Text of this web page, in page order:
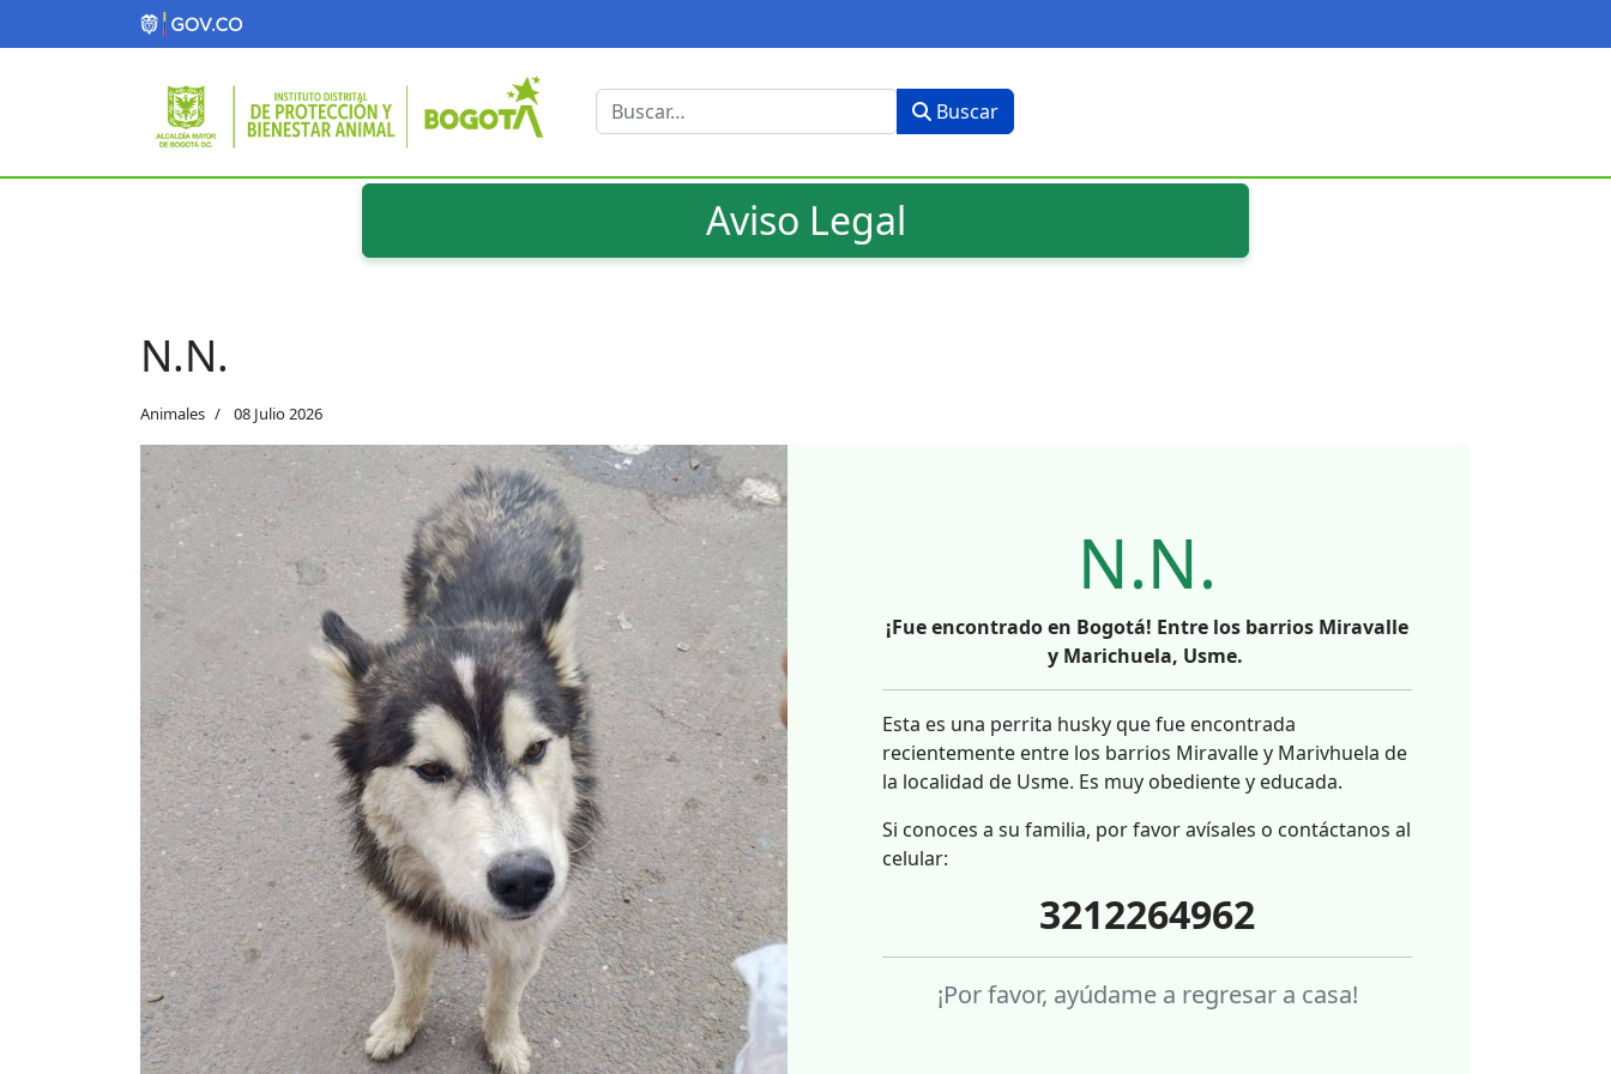
Buscar Buscar
Aviso Legal
N.N.
Animales 08 Julio 2026
N.N.
¡Fue encontrado en Bogotá! Entre los barrios Miravalle
y Marichuela, Usme.
Esta es una perrita husky que fue encontrada
recientemente entre los barrios Miravalle y Marivhuela de
la localidad de Usme. Es muy obediente y educada.
Si conoces a su familia, por favor avísales o contáctanos al
celular:
3212264962
¡Por favor, ayúdame a regresar a casa!